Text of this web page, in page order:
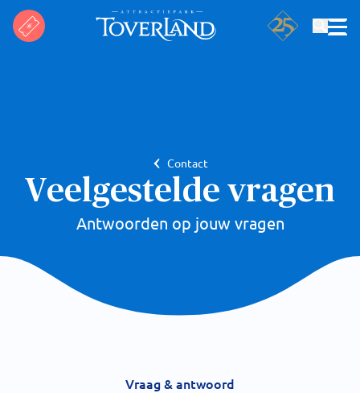
Contact
Veelgestelde vragen
Antwoorden op jouw vragen
Vraag & antwoord